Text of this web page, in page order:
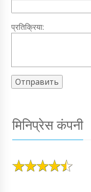
प्रतिक्रिया:
मिनिप्रेस कंपनी